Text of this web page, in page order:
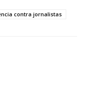
contra jornalistas